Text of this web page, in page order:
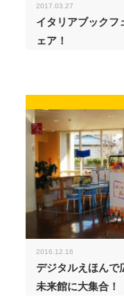
2017.03.27
イタリアブックフ
ェア！
2016.12.16
デジタルえほん
未来館に大集合！